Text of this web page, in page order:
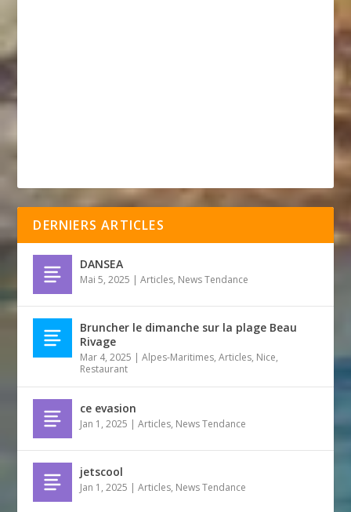
DERNIERS ARTICLES
DANSEA
Mai 5, 2025 |Articles, News Tendance
Bruncher le dimanche sur la plage Beau
Rivage
Mar 4, 2025 |Alpes-Maritimes,Articles, Nice,
Restaurant
ce evasion
Jan 1, 2025 |Articles, News Tendance
jetscool
Jan 1, 2025 |Articles, News Tendance